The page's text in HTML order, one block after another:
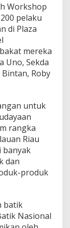
Workshop
pelaku
di Plaza
mereka
Uno, Sekda
Roby
untuk
rangka
Riau
banyak
dan
produk
batik
Nasional